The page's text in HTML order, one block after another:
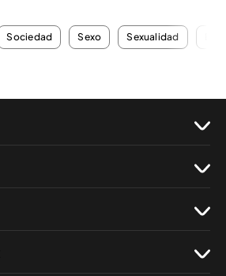
Sociedad Sexo Sexualidad